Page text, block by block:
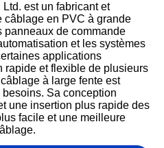
est un fabricant et
câblage en PVC à grande
de commande
et les systèmes
applications
rapide et flexible de plusieurs
à large fente est
Sa conception
une insertion plus rapide des
facile et une meilleure